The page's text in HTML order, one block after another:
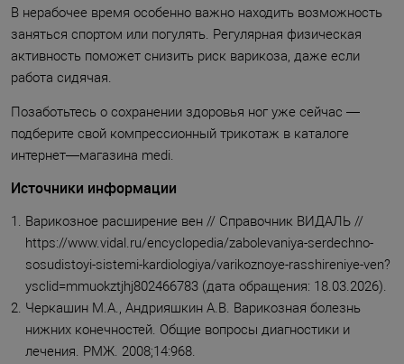
В нерабочее время особенно важно находить возможность
заняться спортом или погулять. Регулярная физическая
активность поможет снизить риск варикоза, даже если
работа сидячая.
Позаботьтесь о сохранении здоровья ног уже сейчас —
подберите свой компрессионный трикотаж в каталоге
интернет—магазина medi.
Источники информации
Варикозное расширение вен // Справочник ВИДАЛЬ //
https://www.vidal.ru/encyclopedia/zabolevaniya-serdechno-
sosudistoyi-sistemi-kardiologiya/varikoznoye-rasshireniye-ven?
ysclid=mmuokztjhj802466783 (дата обращения: 18.03.2026).
Черкашин М.А., Андрияшкин А.В. Варикозная болезнь
нижних конечностей. Общие вопросы диагностики и
лечения. РМЖ. 2008;14:968.